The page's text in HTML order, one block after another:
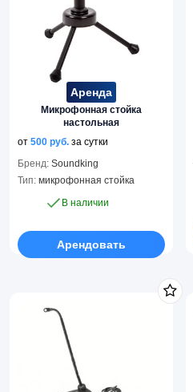
Аренда
Микрофонная стойка
настольная
от 500 руб. за сутки
Бренд: Soundking
Тип: микрофонная стойка
В наличии
Арендовать